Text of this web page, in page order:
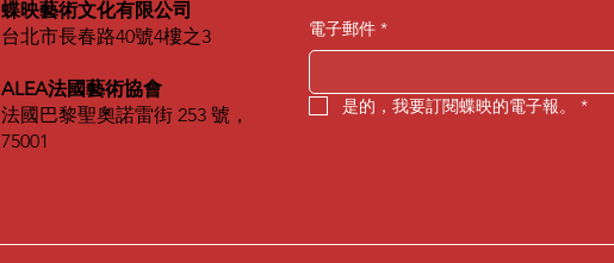
計畫」得獎名單正式揭曉
蝶映藝術文化有限公司
台北市長春路40號4樓之3
ALEA法國藝術協會
法國巴黎聖奧諾雷街 253 號，
75001
電子郵件 *
是的，我要訂閱蝶映的電子報。 *